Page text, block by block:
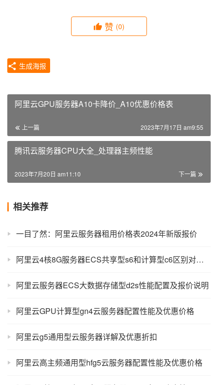
赞 (0)
生成海报
阿里云GPU服务器A10卡降价_A10优惠价格表
上一篇 2023年7月17日 am9:55
腾讯云服务器CPU大全_处理器主频性能
下一篇
2023年7月20日 am11:10
相关推荐
一目了然：阿里云服务器租用价格表2024年新版报价
阿里云4核8G服务器ECS共享型s6和计算型c6区别对比及选择方法
阿里云服务器ECS大数据存储型d2s性能配置及报价说明
阿里云GPU计算型gn4云服务器配置性能及优惠价格
阿里云g5通用型云服务器详解及优惠折扣
阿里云高主频通用型hfg5云服务器配置性能及优惠价格